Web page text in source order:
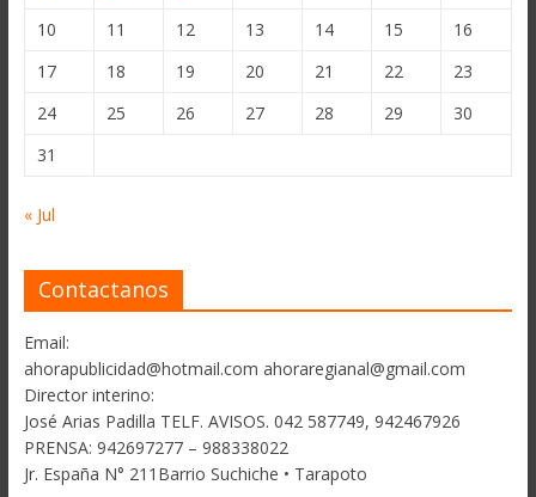
10
11 12 13 14 15
16
17
18 19 20 21 22
23
24
25 26 27 28 29
30
31
« Jul
Contactanos
Email:
ahorapublicidad@hotmail.com ahoraregianal@gmail.com
Director interino:
José Arias Padilla TELF. AVISOS. 042 587749, 942467926
PRENSA: 942697277 – 988338022
Jr. España N° 211Barrio Suchiche • Tarapoto